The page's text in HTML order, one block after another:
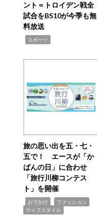
ント＝トロイデン戦全
試合をBS10が今季も無
料放送
スポーツ
旅の思い出を五・七・
五で！ エースが「か
ばんの日」に合わせ
「旅行川柳コンテス
ト」を開催
おでかけ ファッション
ライフスタイル